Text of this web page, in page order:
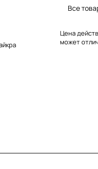
Все
Цена
может